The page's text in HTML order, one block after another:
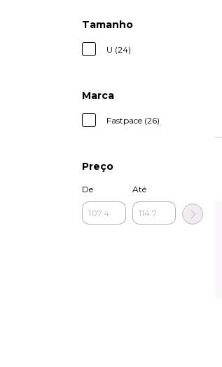
Tamanho
U (24)
Marca
Fastpace (26)
Preço
De Até